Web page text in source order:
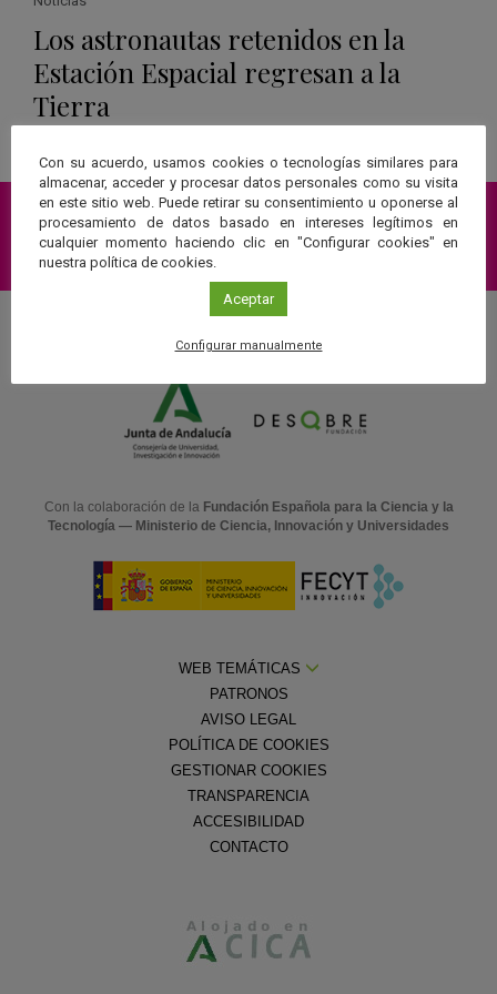
Los astronautas retenidos en la
Estación Espacial regresan a la
Tierra
Suscríbete a nuestra Newsletter
Una web de:
Con la colaboración de la Fundación Española para la Ciencia y la
Tecnología — Ministerio de Ciencia, Innovación y Universidades
WEB TEMÁTICAS
PATRONOS
AVISO LEGAL
POLÍTICA DE COOKIES
GESTIONAR COOKIES
TRANSPARENCIA
ACCESIBILIDAD
CONTACTO
Con su acuerdo, usamos cookies o tecnologías similares para
almacenar, acceder y procesar datos personales como su visita
en este sitio web. Puede retirar su consentimiento u oponerse al
procesamiento de datos basado en intereses legítimos en
cualquier momento haciendo clic en "Configurar cookies" en
nuestra política de cookies.
Aceptar
Configurar manualmente